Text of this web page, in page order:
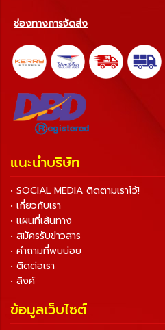
ช่องทางการจัดส่ง
แนะนำบริษัท
• SOCIAL MEDIA ติดตามเราไว้!
• เกี่ยวกับเรา
• แผนที่เส้นทาง
• สมัครรับข่าวสาร
• คำถามที่พบบ่อย
• ติดต่อเรา
• ลิงค์
ข้อมูลเว็บไซต์